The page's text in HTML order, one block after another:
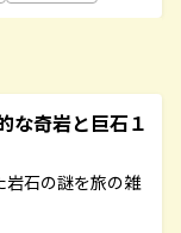
奇岩と巨石１
岩石の謎を旅の雑